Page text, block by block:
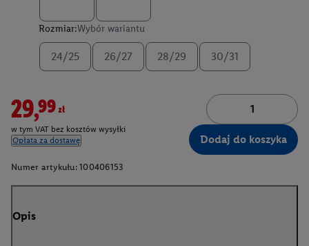
Rozmiar:Wybór wariantu
24/25 26/27 28/29 30/31
29,99zł
w tym VAT bez kosztów wysyłki
Opłata za dostawę
Dodaj do koszyka
Numer artykułu: 100406153
Opis